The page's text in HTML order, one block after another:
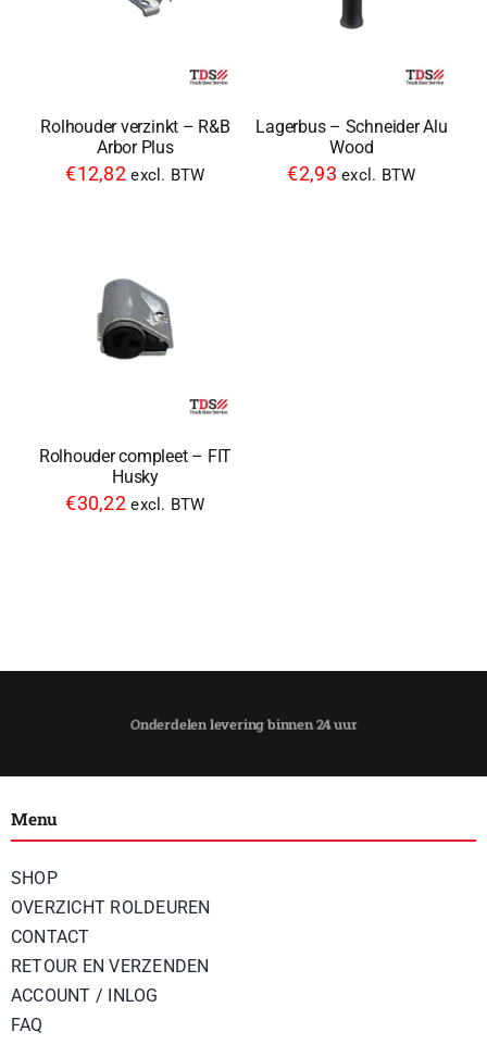
Rolhouder verzinkt – R&B
Arbor Plus
€12,82 excl. BTW
Lagerbus – Schneider Alu
Wood
€2,93 excl. BTW
Rolhouder compleet – FIT
Husky
€30,22 excl. BTW
Menu
SHOP
OVERZICHT ROLDEUREN
CONTACT
RETOUR EN VERZENDEN
ACCOUNT / INLOG
FAQ